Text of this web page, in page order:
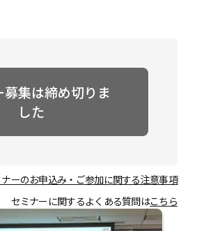
募集は締め切りま
した
ーのお申込み・ご参加に関する注意事項
セミナーに関するよくある質問はこちら